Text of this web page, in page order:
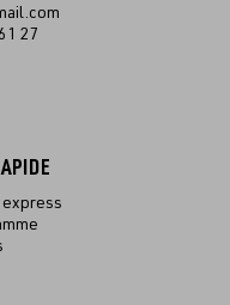
27
express